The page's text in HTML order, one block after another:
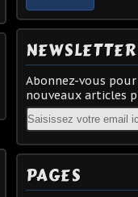
NEWSLETTER
Abonnez-vous
nouveaux articles
Email
PAGES